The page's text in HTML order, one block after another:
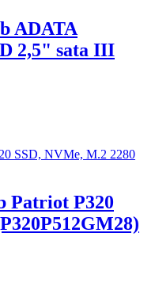
ADATA
2,5" sata III
Patriot P320